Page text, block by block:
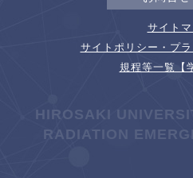
サイト
サイトポリシー・プ
規程等一覧【
HIROSAKI
RADIATION